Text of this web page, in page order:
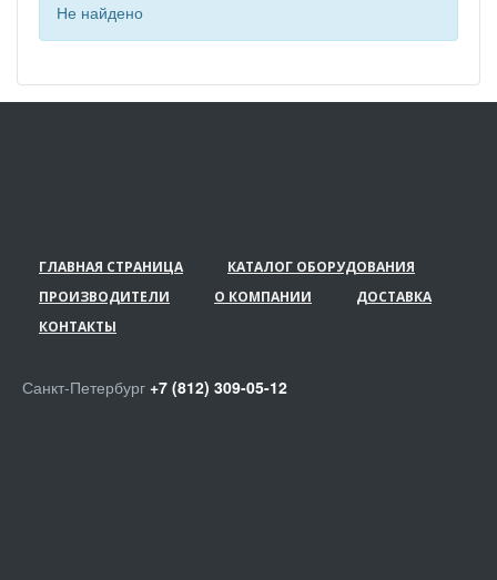
Не найдено
ГЛАВНАЯ СТРАНИЦА
КАТАЛОГ ОБОРУДОВАНИЯ
ПРОИЗВОДИТЕЛИ
О КОМПАНИИ
ДОСТАВКА
КОНТАКТЫ
Санкт-Петербург +7 (812) 309-05-12